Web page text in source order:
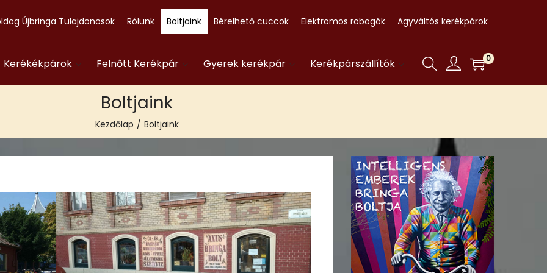
Újbringa Tulajdonosok Rólunk Boltjaink Bérelhető cuccok Elektromos robogók Agyváltós kerékpárok
Kerékékpárok Felnőtt Kerékpár Gyerek kerékpár Kerékpárszállítók 0
Boltjaink
Kezdőlap / Boltjaink